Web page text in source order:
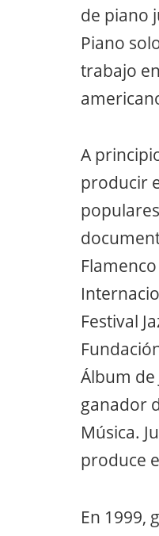
de piano
Piano
trabajo
A
producir
Festival
Álbum de
ganador
Música.
produce
En 1999,